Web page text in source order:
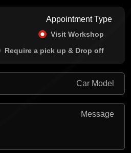
Appointment Type
Visit Workshop
Require a pick up & Drop off